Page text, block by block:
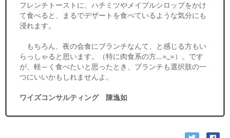
フレンチトーストに、ハチミツやメイプルシロップをかけ
て食べると、まるでデザートを食べているような気分にも
浸れます。
もちろん、夜の会食にブランチなんて、と感じる方もい
らっしゃると思います。（特に肉食系の方…=_=）。です
が、軽～く食べたいと思ったとき、ブランチも選択肢の一
つにいいかもしれませんよ。
ワイズコンサルティング 陳逸如